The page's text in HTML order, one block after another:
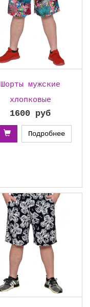
Шорты мужские
хлопковые
1600 руб
Подробнее